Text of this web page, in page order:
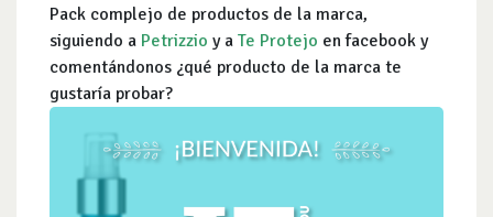
Pack complejo de productos de la marca,
siguiendo a Petrizzio y a Te Protejo en facebook y
comentándonos ¿qué producto de la marca te
gustaría probar?